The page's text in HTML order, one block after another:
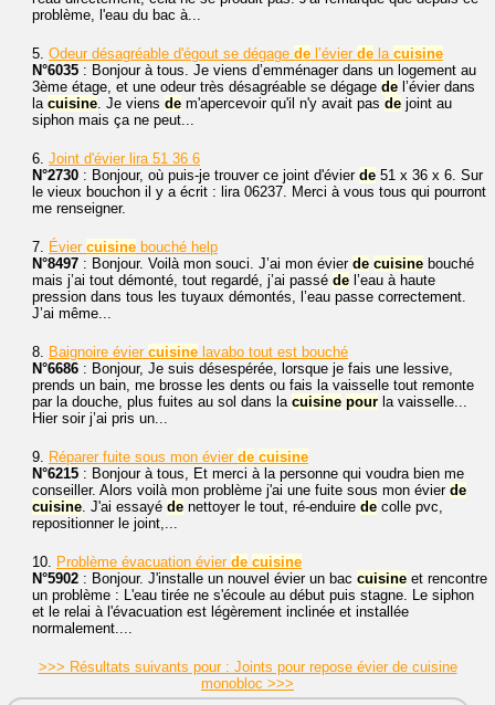
problème, l'eau du bac à...
5. Odeur désagréable d'égout se dégage de l’évier de la cuisine
N°6035 : Bonjour à tous. Je viens d’emménager dans un logement au
3ème étage, et une odeur très désagréable se dégage de l’évier dans
la cuisine. Je viens de m'apercevoir qu'il n'y avait pas de joint au
siphon mais ça ne peut...
6. Joint d'évier lira 51 36 6
N°2730 : Bonjour, où puis-je trouver ce joint d'évier de 51 x 36 x 6. Sur
le vieux bouchon il y a écrit : lira 06237. Merci à vous tous qui pourront
me renseigner.
7. Évier cuisine bouché help
N°8497 : Bonjour. Voilà mon souci. J’ai mon évier de cuisine bouché
mais j’ai tout démonté, tout regardé, j’ai passé de l’eau à haute
pression dans tous les tuyaux démontés, l’eau passe correctement.
J’ai même...
8. Baignoire évier cuisine lavabo tout est bouché
N°6686 : Bonjour, Je suis désespérée, lorsque je fais une lessive,
prends un bain, me brosse les dents ou fais la vaisselle tout remonte
par la douche, plus fuites au sol dans la cuisine pour la vaisselle...
Hier soir j’ai pris un...
9. Réparer fuite sous mon évier de cuisine
N°6215 : Bonjour à tous, Et merci à la personne qui voudra bien me
conseiller. Alors voilà mon problème j'ai une fuite sous mon évier de
cuisine. J'ai essayé de nettoyer le tout, ré-enduire de colle pvc,
repositionner le joint,...
10. Problème évacuation évier de cuisine
N°5902 : Bonjour. J'installe un nouvel évier un bac cuisine et rencontre
un problème : L'eau tirée ne s'écoule au début puis stagne. Le siphon
et le relai à l'évacuation est légèrement inclinée et installée
normalement....
>>> Résultats suivants pour : Joints pour repose évier de cuisine
monobloc >>>